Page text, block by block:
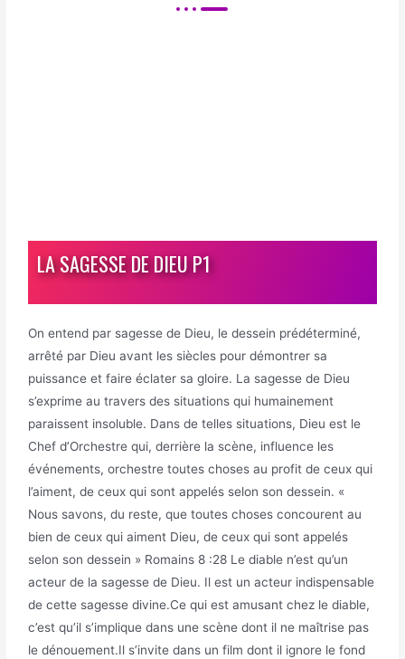
LA SAGESSE DE DIEU P1
On entend par sagesse de Dieu, le dessein prédéterminé,
arrêté par Dieu avant les siècles pour démontrer sa
puissance et faire éclater sa gloire. La sagesse de Dieu
s’exprime au travers des situations qui humainement
paraissent insoluble. Dans de telles situations, Dieu est le
Chef d’Orchestre qui, derrière la scène, influence les
événements, orchestre toutes choses au profit de ceux qui
l’aiment, de ceux qui sont appelés selon son dessein. «
Nous savons, du reste, que toutes choses concourent au
bien de ceux qui aiment Dieu, de ceux qui sont appelés
selon son dessein » Romains 8 :28 Le diable n’est qu’un
acteur de la sagesse de Dieu. Il est un acteur indispensable
de cette sagesse divine.Ce qui est amusant chez le diable,
c’est qu’il s’implique dans une scène dont il ne maîtrise pas
le dénouement.Il s’invite dans un film dont il ignore le fond